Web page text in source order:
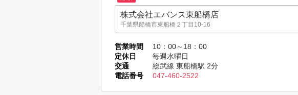
株式会社エバンス東船橋店
千葉県船橋市東船橋２丁目10-16
株式会社エバンス 蘇我店
千葉県千葉市中央区南町２丁目9-10 第二京葉ビル Ｂ号室
株式会社エバンス東船橋店
千葉県船橋市東船橋２丁目10-16
営業時間
10：00～18：00
定休日
毎週水曜日
交通
総武線 東船橋駅 2分
電話番号
047-460-2522